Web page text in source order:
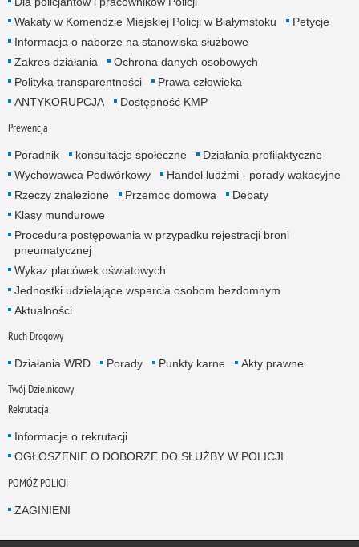
Wakaty w Komendzie Miejskiej Policji w Białymstoku
Petycje
Informacja o naborze na stanowiska służbowe
Zakres działania
Ochrona danych osobowych
Polityka transparentności
Prawa człowieka
ANTYKORUPCJA
Dostępność KMP
Prewencja
Poradnik konsultacje społeczne
Działania profilaktyczne
Wychowawca Podwórkowy
Handel ludźmi - porady wakacyjne
Rzeczy znalezione
Przemoc domowa
Debaty
Klasy mundurowe
Procedura postępowania w przypadku rejestracji broni
pneumatycznej
Wykaz placówek oświatowych
Jednostki udzielające wsparcia osobom bezdomnym
Aktualności
Ruch Drogowy
Działania WRD Porady Punkty karne Akty prawne
Twój Dzielnicowy
Rekrutacja
Informacje o rekrutacji
OGŁOSZENIE O DOBORZE DO SŁUŻBY W POLICJI
POMÓŻ POLICJI
ZAGINIENI